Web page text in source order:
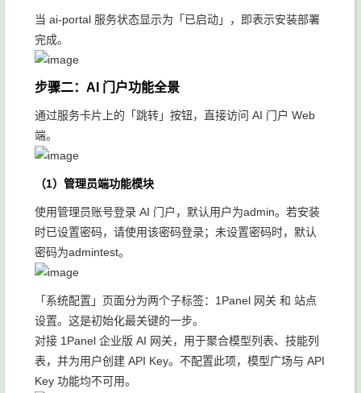
当 ai-portal 服务状态显示为「已启动」，即表示安装部署
完成。
步骤二：AI 门户功能全景
通过服务卡片上的「跳转」按钮，直接访问 AI 门户 Web
端。
（1）管理员端功能模块
使用管理员账号登录 AI 门户，默认用户为admin。若安装
时已设置密码，请使用该密码登录；未设置密码时，默认
密码为admintest。
「系统配置」页面分为两个子标签：1Panel 网关 和 站点
设置。这是初始化最关键的一步。
对接 1Panel 企业版 AI 网关，用于聚合模型列表、技能列
表，并为用户创建 API Key。不配置此项，模型广场与 API
Key 功能均不可用。